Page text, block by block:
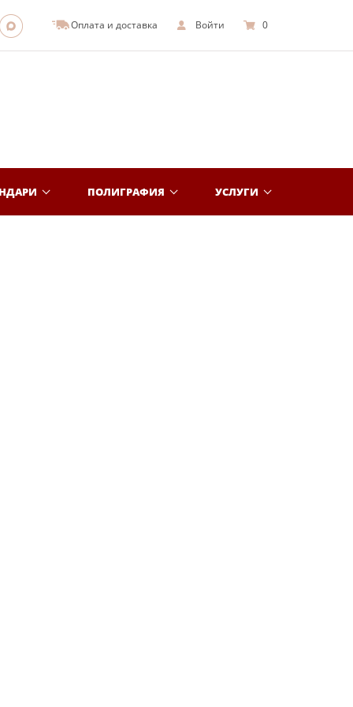
Оплата и доставка Войти 0
ПОЛИГРАФИЯ УСЛУГИ